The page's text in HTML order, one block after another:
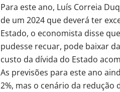
Para este ano, Luís Correia
de um 2024 que deverá ter
Estado, o economista disse
pudesse recuar, pode baixar
custo da dívida do Estado
As previsões para este ano
2%, mas o cenário da